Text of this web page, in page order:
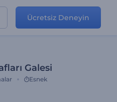
Ücretsiz Deneyin
Galesi
Esnek